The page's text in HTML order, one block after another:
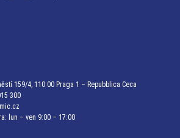
159/4, 110 00 Praga 1 – Repubblica Ceca
300
lun – ven 9:00 – 17:00